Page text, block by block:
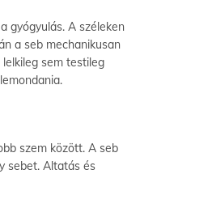
gyógyulás. A széleken
a seb mechanikusan
sem testileg
szem között. A seb
sebet. Altatás és